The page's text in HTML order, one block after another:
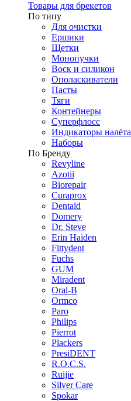
Товары для брекетов
По типу
Для очистки
Ершики
Щетки
Монопучки
Воск и силикон
Ополаскиватели
Пасты
Тяги
Контейнеры
Суперфлосс
Индикаторы налёта
Наборы
По Бренду
Revyline
Azotii
Biorepair
Curaprox
Dentaid
Domery
Dr. Steve
Erin Haiden
Fittydent
Fuchs
GUM
Miradent
Oral-B
Ormco
Paro
Philips
Pierrot
Plackers
PresiDENT
R.O.C.S.
Ruijie
Silver Care
Spokar